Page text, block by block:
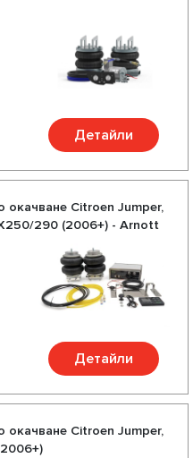
части за Вашия
производители.
цена-качество,
от над 200 продукта
Детайли
Citroen Jumper,
290 (2006+) - Arnott
Детайли
Citroen Jumper,